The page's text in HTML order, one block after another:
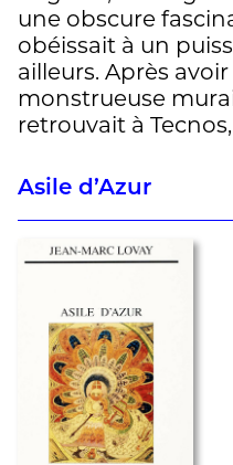
une obscure
obéissait à un
ailleurs. Après
monstrueuse
retrouvait à
Asile d’Azur